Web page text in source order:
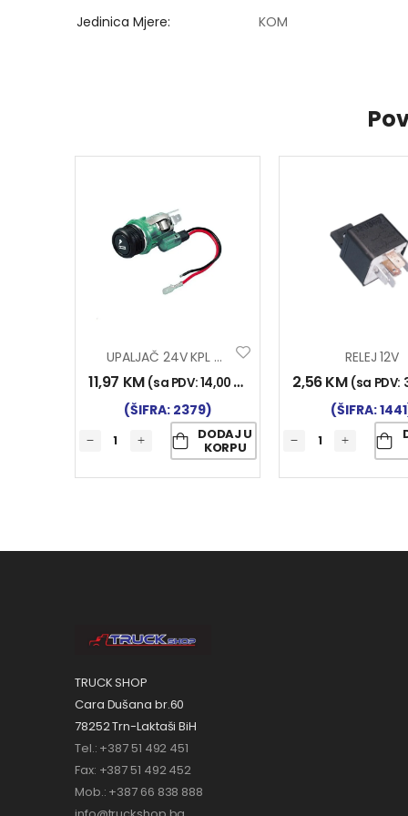
Jedinica Mjere KOM
UPALJAČ 24V KPL SVJET.
11,97 KM (sa PDV:14,00 KM
(ŠIFRA: 2379)
DODAJ U
KORPU
RELEJ 12V
2,56KM (sa PDV:
(ŠIFRA:
TRUCK SHOP
Cara Dušana br.60
78252 Trn-Laktaši BiH
Tel.: +387 51 492 451
Fax: +387 51 492 452
Mob.: +387 66 838 888